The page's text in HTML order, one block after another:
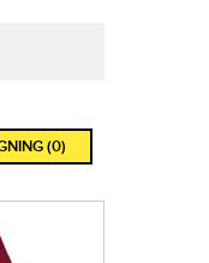
(0)